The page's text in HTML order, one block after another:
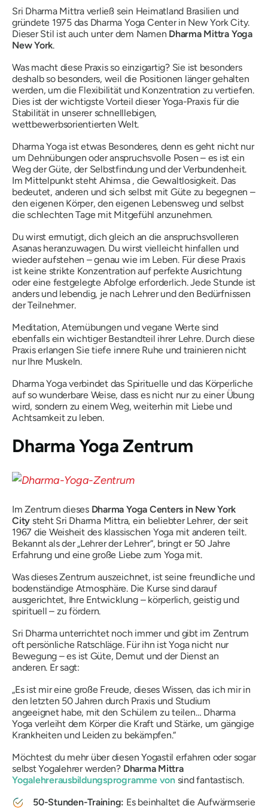
Sri Dharma Mittra verließ sein Heimatland Brasilien und
gründete 1975 das Dharma Yoga Center in New York City.
Dieser Stil ist auch unter dem Namen Dharma Mittra Yoga
New York.
Was macht diese Praxis so einzigartig? Sie ist besonders
deshalb so besonders, weil die Positionen länger gehalten
werden, um die Flexibilität und Konzentration zu vertiefen.
Dies ist der wichtigste Vorteil dieser Yoga-Praxis für die
Stabilität in unserer schnelllebigen,
wettbewerbsorientierten Welt.
Dharma Yoga ist etwas Besonderes, denn es geht nicht nur
um Dehnübungen oder anspruchsvolle Posen – es ist ein
Weg der Güte, der Selbstfindung und der Verbundenheit.
Im Mittelpunkt steht Ahimsa, die Gewaltlosigkeit. Das
bedeutet, anderen und sich selbst mit Güte zu begegnen –
den eigenen Körper, den eigenen Lebensweg und selbst
die schlechten Tage mit Mitgefühl anzunehmen.
Du wirst ermutigt, dich gleich an die anspruchsvolleren
Asanas heranzuwagen. Du wirst vielleicht hinfallen und
wieder aufstehen – genau wie im Leben. Für diese Praxis
ist keine strikte Konzentration auf perfekte Ausrichtung
oder eine festgelegte Abfolge erforderlich. Jede Stunde ist
anders und lebendig, je nach Lehrer und den Bedürfnissen
der Teilnehmer.
Meditation, Atemübungen und vegane Werte sind
ebenfalls ein wichtiger Bestandteil ihrer Lehre. Durch diese
Praxis erlangen Sie tiefe innere Ruhe und trainieren nicht
nur Ihre Muskeln.
Dharma Yoga verbindet das Spirituelle und das Körperliche
auf so wunderbare Weise, dass es nicht nur zu einer Übung
wird, sondern zu einem Weg, weiterhin mit Liebe und
Achtsamkeit zu leben.
Dharma Yoga Zentrum
Im Zentrum dieses Dharma Yoga Centers in New York
City steht Sri Dharma Mittra, ein beliebter Lehrer, der seit
1967 die Weisheit des klassischen Yoga mit anderen teilt.
Bekannt als der „Lehrer der Lehrer“, bringt er 50 Jahre
Erfahrung und eine große Liebe zum Yoga mit.
Was dieses Zentrum auszeichnet, ist seine freundliche und
bodenständige Atmosphäre. Die Kurse sind darauf
ausgerichtet, Ihre Entwicklung – körperlich, geistig und
spirituell – zu fördern.
Sri Dharma unterrichtet noch immer und gibt im Zentrum
oft persönliche Ratschläge. Für ihn ist Yoga nicht nur
Bewegung – es ist Güte, Demut und der Dienst an
anderen. Er sagt:
„Es ist mir eine große Freude, dieses Wissen, das ich mir in
den letzten 50 Jahren durch Praxis und Studium
angeeignet habe, mit den Schülern zu teilen… Dharma
Yoga verleiht dem Körper die Kraft und Stärke, um gängige
Krankheiten und Leiden zu bekämpfen.“
Möchtest du mehr über diesen Yogastil erfahren oder sogar
selbst Yogalehrer werden? Dharma Mittra
Yogalehrerausbildungsprogramme von sind fantastisch.
50-Stunden-Training: Es beinhaltet die Aufwärmserie